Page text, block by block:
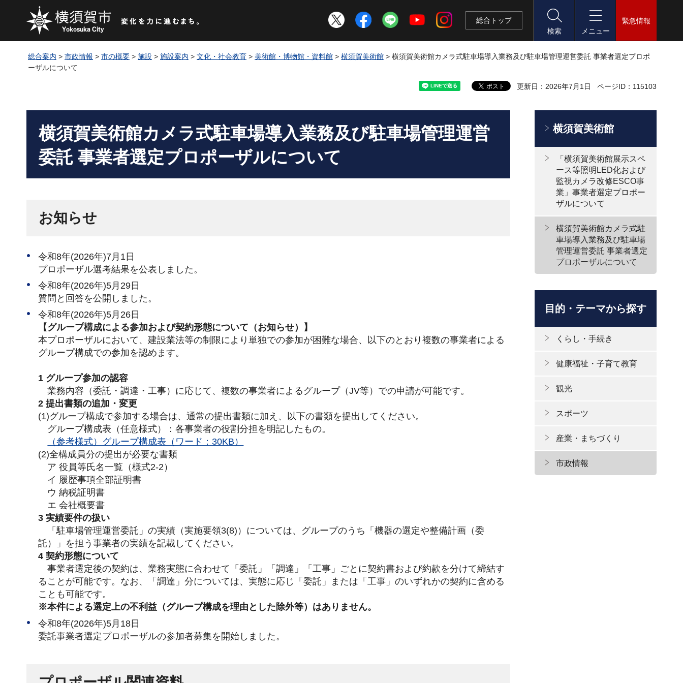
総合 トップ
検索
メニュー
緊急情報
総合案内 > 市政情報 > 市の概要 > 施設 > 施設案内 > 文化・社会教育 > 美術館・博物館・資料館 > 横須賀美術館 > 横須賀美術館カメラ式駐車場導入業務及び駐車場管理運営委託 事業者選定プロポ
ーザルについて
更新日：2026年7月1日 ページID：115103
横須賀美術館カメラ式駐車場導入業務及び駐車場管理運営
委託 事業者選定プロポーザルについて
お知らせ
令和8年(2026年)7月1日
プロポーザル選考結果を公表しました。
令和8年(2026年)5月29日
質問と回答を公開しました。
令和8年(2026年)5月26日
【グループ構成による参加および契約形態について（お知らせ）】
本プロポーザルにおいて、建設業法等の制限により単独での参加が困難な場合、以下のとおり複数の事業者による
グループ構成での参加を認めます。
1 グループ参加の認容
業務内容（委託・調達・工事）に応じて、複数の事業者によるグループ（JV等）での申請が可能です。
2 提出書類の追加・変更
(1)グループ構成で参加する場合は、通常の提出書類に加え、以下の書類を提出してください。
グループ構成表（任意様式）：各事業者の役割分担を明記したもの。
（参考様式）グループ構成表（ワード：30KB）
(2)全構成員分の提出が必要な書類
ア 役員等氏名一覧（様式2-2）
イ 履歴事項全部証明書
ウ 納税証明書
エ 会社概要書
3 実績要件の扱い
「駐車場管理運営委託」の実績（実施要領3(8)）については、グループのうち「機器の選定や整備計画（委
託）」を担う事業者の実績を記載してください。
4 契約形態について
事業者選定後の契約は、業務実態に合わせて「委託」「調達」「工事」ごとに契約書および約款を分けて締結す
ることが可能です。なお、「調達」分については、実態に応じ「委託」または「工事」のいずれかの契約に含める
ことも可能です。
※本件による選定上の不利益（グループ構成を理由とした除外等）はありません。
令和8年(2026年)5月18日
委託事業者選定プロポーザルの参加者募集を開始しました。
横須賀美術館
「横須賀美術館展示スペ
ース等照明LED化および
監視カメラ改修ESCO事
業」事業者選定プロポー
ザルについて
横須賀美術館カメラ式駐
車場導入業務及び駐車場
管理運営委託 事業者選定
プロポーザルについて
目的・テーマから探す
くらし・手続き
健康福祉・子育て教育
観光
スポーツ
産業・まちづくり
市政情報